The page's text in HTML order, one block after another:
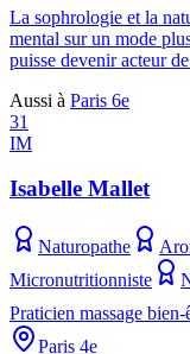
La sophrologie et la
mental sur un mode
puisse devenir acteur
Aussi à Paris 6e
31
IM
Isabelle Mallet
Naturopathe
Micronutritionniste
Praticien massage bien-
Paris 4e